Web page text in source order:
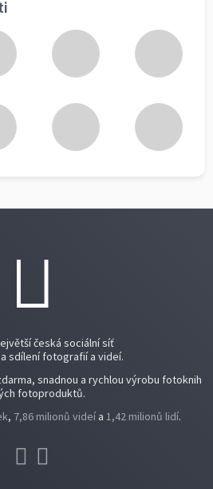
česká sociální síť
sdílení fotografií a videí.
snadnou a rychlou výrobu fotoknih
fotoproduktů.
, 7,86 milionů videí a 1,42 milionů lidí.